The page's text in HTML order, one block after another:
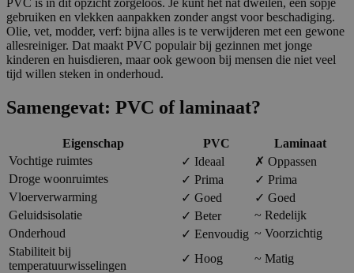
PVC is in dit opzicht zorgeloos. Je kunt het nat dweilen, een sopje
gebruiken en vlekken aanpakken zonder angst voor beschadiging.
Olie, vet, modder, verf: bijna alles is te verwijderen met een gewone
allesreiniger. Dat maakt PVC populair bij gezinnen met jonge
kinderen en huisdieren, maar ook gewoon bij mensen die niet veel
tijd willen steken in onderhoud.
Samengevat: PVC of laminaat?
Eigenschap PVC
Laminaat
Vochtige ruimtes
✓ Ideaal ✗ Oppassen
Droge woonruimtes
✓ Prima ✓ Prima
Vloerverwarming
✓ Goed ✓ Goed
Geluidsisolatie
✓ Beter ~ Redelijk
Onderhoud
✓ Eenvoudig ~ Voorzichtig
Stabiliteit bij
temperatuurwisselingen
✓ Hoog ~ Matig